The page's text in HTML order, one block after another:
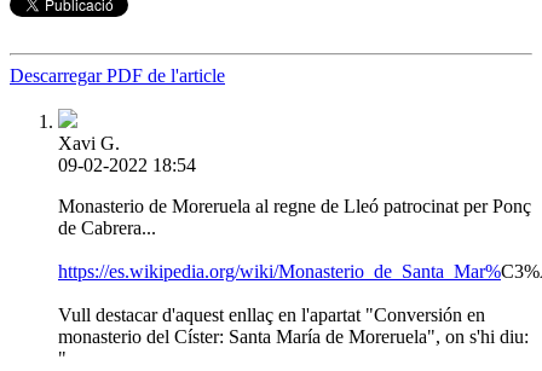
Descarregar PDF de l'article
Xavi G.
09-02-2022 18:54
Monasterio de Moreruela al regne de Lleó patrocinat per Ponç
de Cabrera...
https://es.wikipedia.org/wiki/Monasterio_de_Santa_Mar%
Vull destacar d'aquest enllaç en l'apartat "Conversión en
monasterio del Císter: Santa María de Moreruela", on s'hi diu:
"